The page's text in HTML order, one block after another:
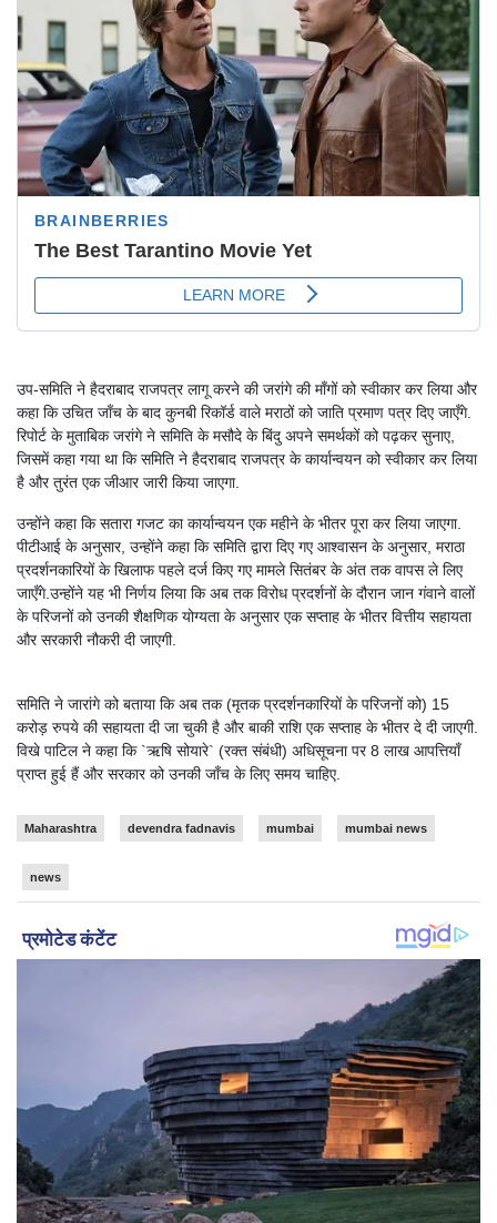
उप-समिति ने हैदराबाद राजपत्र लागू करने की जरांगे की माँगों को स्वीकार कर लिया और
कहा कि उचित जाँच के बाद कुनबी रिकॉर्ड वाले मराठों को जाति प्रमाण पत्र दिए जाएँगे.
रिपोर्ट के मुताबिक जरांगे ने समिति के मसौदे के बिंदु अपने समर्थकों को पढ़कर सुनाए,
जिसमें कहा गया था कि समिति ने हैदराबाद राजपत्र के कार्यान्वयन को स्वीकार कर लिया
है और तुरंत एक जीआर जारी किया जाएगा.
उन्होंने कहा कि सतारा गजट का कार्यान्वयन एक महीने के भीतर पूरा कर लिया जाएगा.
पीटीआई के अनुसार, उन्होंने कहा कि समिति द्वारा दिए गए आश्वासन के अनुसार, मराठा
प्रदर्शनकारियों के खिलाफ पहले दर्ज किए गए मामले सितंबर के अंत तक वापस ले लिए
जाएँगे.उन्होंने यह भी निर्णय लिया कि अब तक विरोध प्रदर्शनों के दौरान जान गंवाने वालों
के परिजनों को उनकी शैक्षणिक योग्यता के अनुसार एक सप्ताह के भीतर वित्तीय सहायता
और सरकारी नौकरी दी जाएगी.
समिति ने जारांगे को बताया कि अब तक (मृतक प्रदर्शनकारियों के परिजनों को) 15
करोड़ रुपये की सहायता दी जा चुकी है और बाकी राशि एक सप्ताह के भीतर दे दी जाएगी.
विखे पाटिल ने कहा कि `ऋषि सोयारे` (रक्त संबंधी) अधिसूचना पर 8 लाख आपत्तियाँ
प्राप्त हुई हैं और सरकार को उनकी जाँच के लिए समय चाहिए.
Maharashtra devendra fadnavis mumbai mumbai news
news